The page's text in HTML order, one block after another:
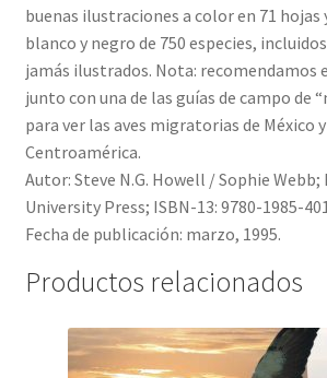
buenas ilustraciones a color en 71 hojas
blanco y negro de 750 especies,
jamás ilustrados. Nota: recomendamos
junto con una de las guías de campo de
para ver las aves migratorias de México
Centroamérica.
Autor: Steve N.G. Howell / Sophie
University Press; ISBN-13: 9780-1985-
Fecha de publicación: marzo, 1995.
Productos relacionados